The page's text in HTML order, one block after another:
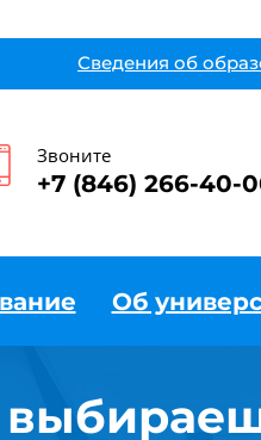
Сведения об
Звоните
+7 (846) 266-40-
Об